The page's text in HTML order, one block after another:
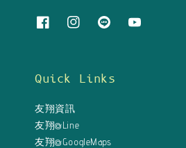
Quick Links
友翔資訊
友翔@Line
友翔@GoogleMaps